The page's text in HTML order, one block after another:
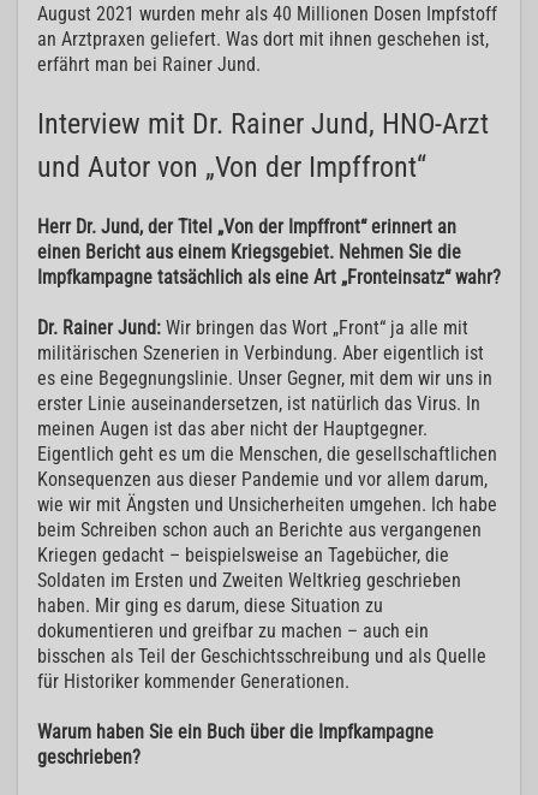
August 2021 wurden mehr als 40 Millionen Dosen Impfstoff
an Arztpraxen geliefert. Was dort mit ihnen geschehen ist,
erfährt man bei Rainer Jund.
Interview mit Dr. Rainer Jund, HNO-Arzt
und Autor von „Von der Impffront“
Herr Dr. Jund, der Titel „Von der Impffront“ erinnert an
einen Bericht aus einem Kriegsgebiet. Nehmen Sie die
Impfkampagne tatsächlich als eine Art „Fronteinsatz“ wahr?
Dr. Rainer Jund: Wir bringen das Wort „Front“ ja alle mit
militärischen Szenerien in Verbindung. Aber eigentlich ist
es eine Begegnungslinie. Unser Gegner, mit dem wir uns in
erster Linie auseinandersetzen, ist natürlich das Virus. In
meinen Augen ist das aber nicht der Hauptgegner.
Eigentlich geht es um die Menschen, die gesellschaftlichen
Konsequenzen aus dieser Pandemie und vor allem darum,
wie wir mit Ängsten und Unsicherheiten umgehen. Ich habe
beim Schreiben schon auch an Berichte aus vergangenen
Kriegen gedacht – beispielsweise an Tagebücher, die
Soldaten im Ersten und Zweiten Weltkrieg geschrieben
haben. Mir ging es darum, diese Situation zu
dokumentieren und greifbar zu machen – auch ein
bisschen als Teil der Geschichtsschreibung und als Quelle
für Historiker kommender Generationen.
Warum haben Sie ein Buch über die Impfkampagne
geschrieben?